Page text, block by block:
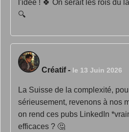
l'idée ! 🍀 On serait les rois du
🔍
Créatif- le 13 Juin 2026
La Suisse de la complexité,
sérieusement, revenons à nos
on rend ces pubs LinkedIn
efficaces ? 🤔